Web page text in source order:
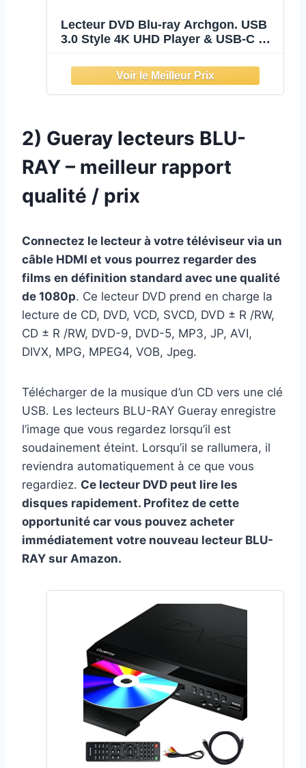
Lecteur DVD Blu-ray Archgon. USB
3.0 Style 4K UHD Player & USB-C &
2) Gueray lecteurs BLU-
RAY – meilleur rapport
qualité / prix
Connectez le lecteur à votre téléviseur via un
câble HDMI et vous pourrez regarder des
films en définition standard avec une qualité
de 1080p. Ce lecteur DVD prend en charge la
lecture de CD, DVD, VCD, SVCD, DVD ± R /RW,
CD ± R /RW, DVD-9, DVD-5, MP3, JP, AVI,
DIVX, MPG, MPEG4, VOB, Jpeg.
Télécharger de la musique d’un CD vers une clé
USB. Les lecteurs BLU-RAY Gueray enregistre
l’image que vous regardez lorsqu’il est
soudainement éteint. Lorsqu’il se rallumera, il
reviendra automatiquement à ce que vous
regardiez. Ce lecteur DVD peut lire les
disques rapidement. Profitez de cette
opportunité car vous pouvez acheter
immédiatement votre nouveau lecteur BLU-
RAY sur Amazon.